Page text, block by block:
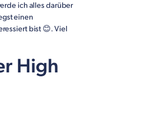
ich alles darüber
einen
bist 😊. Viel
High